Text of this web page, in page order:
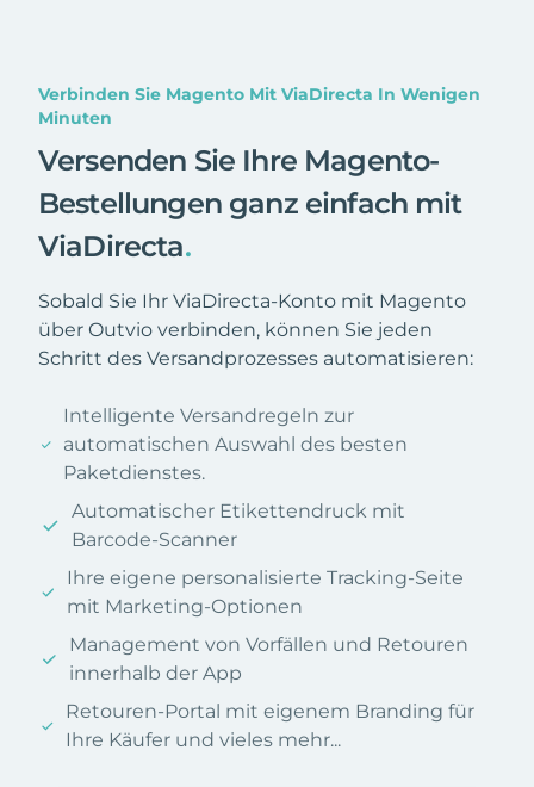
Verbinden Sie Magento Mit ViaDirecta In Wenigen
Minuten
Versenden Sie Ihre Magento-
Bestellungen ganz einfach mit
ViaDirecta.
Sobald Sie Ihr ViaDirecta-Konto mit Magento
über Outvio verbinden, können Sie jeden
Schritt des Versandprozesses automatisieren:
Intelligente Versandregeln zur
automatischen Auswahl des besten
Paketdienstes.
Automatischer Etikettendruck mit
Barcode-Scanner
Ihre eigene personalisierte Tracking-Seite
mit Marketing-Optionen
Management von Vorfällen und Retouren
innerhalb der App
Retouren-Portal mit eigenem Branding für
Ihre Käufer und vieles mehr...